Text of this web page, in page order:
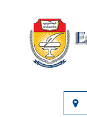
content